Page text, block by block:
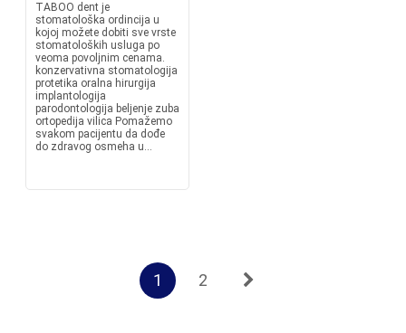
TABOO dent je
stomatološka ordincija u
kojoj možete dobiti sve vrste
stomatoloških usluga po
veoma povoljnim cenama.
konzervativna stomatologija
protetika oralna hirurgija
implantologija
parodontologija beljenje zuba
ortopedija vilica Pomažemo
svakom pacijentu da dođe
do zdravog osmeha u...
1 2